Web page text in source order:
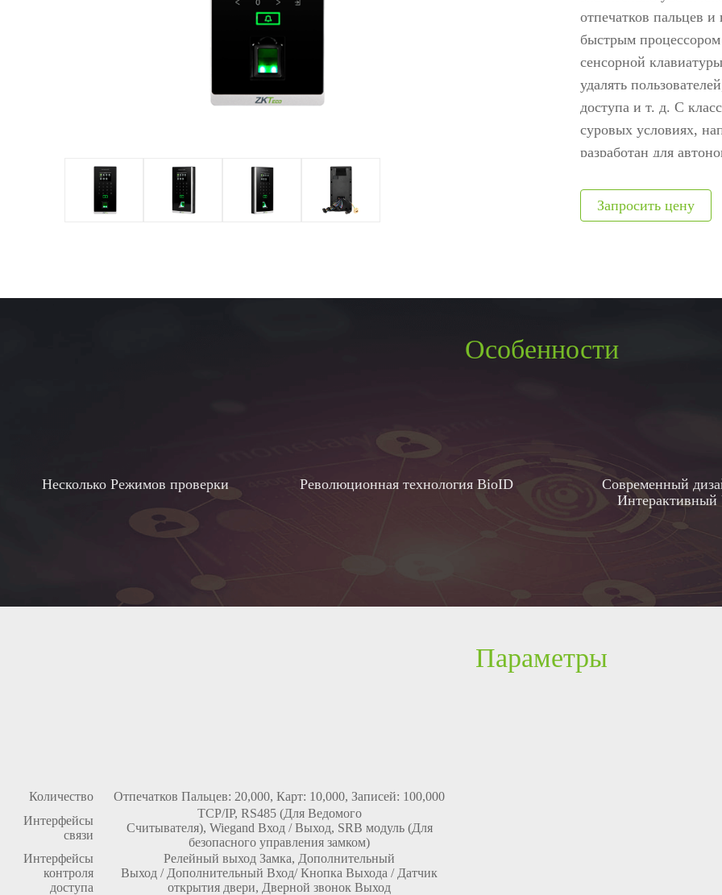
POS периферия
Антикражное
оборудование
Интегрируемые модули
Сканеры отпечатков
Сканер вен пальца
отпечатков пальцев
быстрым
сенсорной
удалять
доступа и т. д. С
суровых условиях,
разработан для
Особенности
Несколько Режимов проверки Революционная технология BioID
Современный
Интерактивный
Параметры
Количество
Отпечатков Пальцев: 20,000, Карт: 10,000, Записей: 100,000
Интерфейсы
связи
TCP/IP, RS485 (Для Ведомого
Считывателя), Wiegand Вход / Выход, SRB модуль (Для
безопасного управления замком)
Интерфейсы
контроля
доступа
Релейный выход Замка, Дополнительный
Выход / Дополнительный Вход/ Кнопка Выхода / Датчик
открытия двери, Дверной звонок Выход